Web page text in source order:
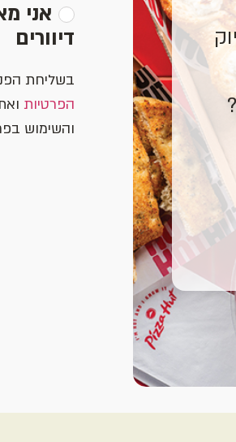
אני
דיוורים
בשליחת
הפרטיות
והשימוש